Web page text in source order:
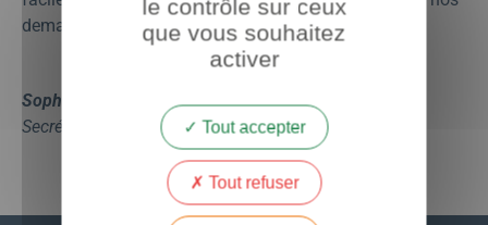
demandes ; nous maîtrisons nos coûts.
Sophie CAMBON-GRAU,Ingénieure de recherche,
Secrétaire générale
le contrôle sur ceux
que vous souhaitez
activer
Tout accepter
Tout refuser